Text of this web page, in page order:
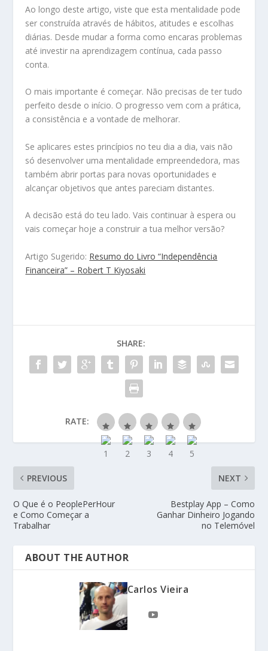
Ao longo deste artigo, viste que esta mentalidade pode
ser construída através de hábitos, atitudes e escolhas
diárias. Desde mudar a forma como encaras problemas
até investir na aprendizagem contínua, cada passo
conta.
O mais importante é começar. Não precisas de ter tudo
perfeito desde o início. O progresso vem com a prática,
a consistência e a vontade de melhorar.
Se aplicares estes princípios no teu dia a dia, vais não
só desenvolver uma mentalidade empreendedora, mas
também abrir portas para novas oportunidades e
alcançar objetivos que antes pareciam distantes.
A decisão está do teu lado. Vais continuar à espera ou
vais começar hoje a construir a tua melhor versão?
Artigo Sugerido: Resumo do Livro “Independência
Financeira” – Robert T Kiyosaki
SHARE:
RATE:
PREVIOUS
O Que é o PeoplePerHour
e Como Começar a
Trabalhar
NEXT
Bestplay App – Como
Ganhar Dinheiro Jogando
no Telemóvel
ABOUT THE AUTHOR
Carlos Vieira